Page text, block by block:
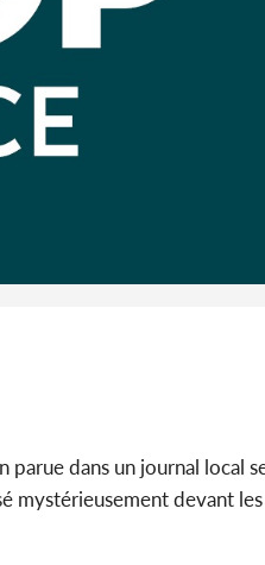
dans un journal local
mystérieusement devant